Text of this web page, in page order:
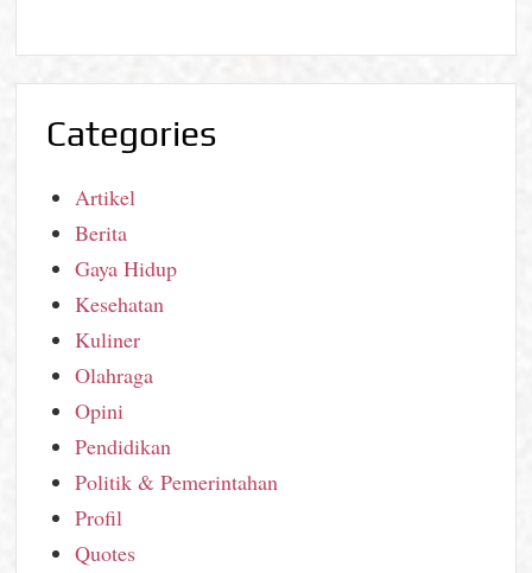
Categories
Artikel
Berita
Gaya Hidup
Kesehatan
Kuliner
Olahraga
Opini
Pendidikan
Politik & Pemerintahan
Profil
Quotes